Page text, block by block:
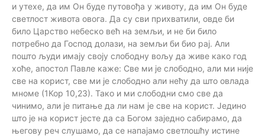
и утехе, да им Он буде путовођа у животу, да им Он буде
светлост живота овога. Да су сви прихватили, овде би
било Царство небеско већ на земљи, и не би било
потребно да Господ долази, на земљи би био рај. Али
пошто људи имају своју слободну вољу да живе како год
хоће, апостол Павле каже: Све ми је слободно, али ми није
све на корист, све ми је слобoдно али нећу да што овлада
мноме (1Кор 10,23). Тако и ми слободни смо све да
чинимо, али је питање да ли нам је све на корист. Једино
што је на корист јесте да са Богом заједно сабирамо, да
његову реч слушамо, да се напајамо светлошћу истине